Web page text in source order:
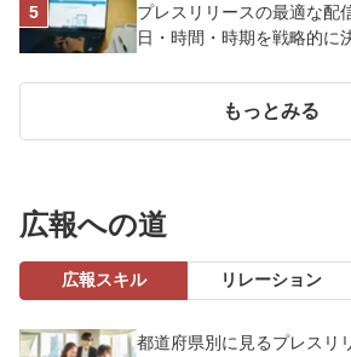
プレスリリースの最適な配
日・時間・時期を戦略的に
もっとみる
広報への道
広報スキル リレーション
都道府県別に見るプレスリ